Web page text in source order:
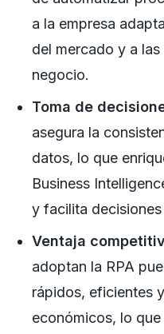
a la empresa
del mercado y a
negocio.
Toma de
asegura la
datos, lo que
Business
y facilita
Ventaja
adoptan la RPA
rápidos, eficientes
económicos, lo